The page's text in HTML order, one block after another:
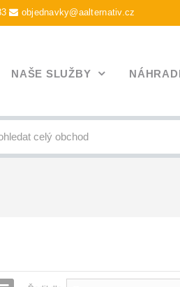
objednavky@aalternativ.cz
NAŠE SLUŽBY